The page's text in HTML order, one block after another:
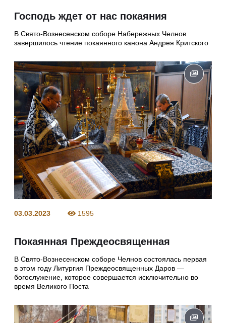
Господь ждет от нас покаяния
В Свято-Вознесенском соборе Набережных Челнов
завершилось чтение покаянного канона Андрея Критского
03.03.2023 1595
Покаянная Преждеосвященная
В Свято-Вознесенском соборе Челнов состоялась первая
в этом году Литургия Преждеосвященных Даров —
богослужение, которое совершается исключительно во
время Великого Поста